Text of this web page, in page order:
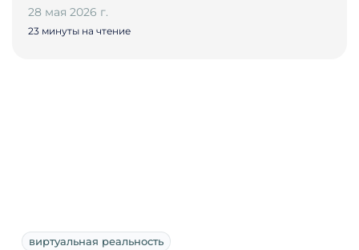
28 мая 2026 г.
23 минуты на чтение
виртуальная реальность